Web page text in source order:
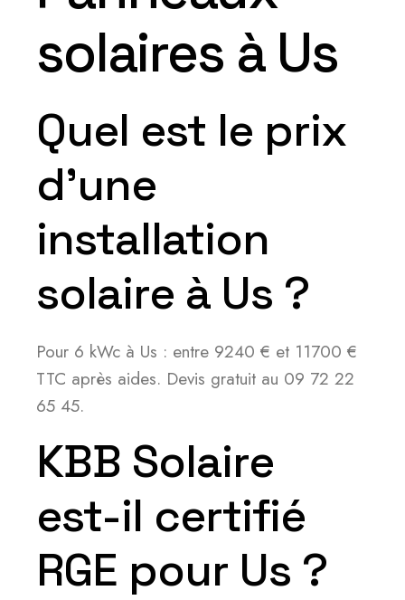
solaires à Us
Quel est le prix
d’une
installation
solaire à Us ?
Pour 6 kWc à Us : entre 9240 € et 11700 €
TTC après aides. Devis gratuit au 09 72 22
65 45.
KBB Solaire
est-il certifié
RGE pour Us ?